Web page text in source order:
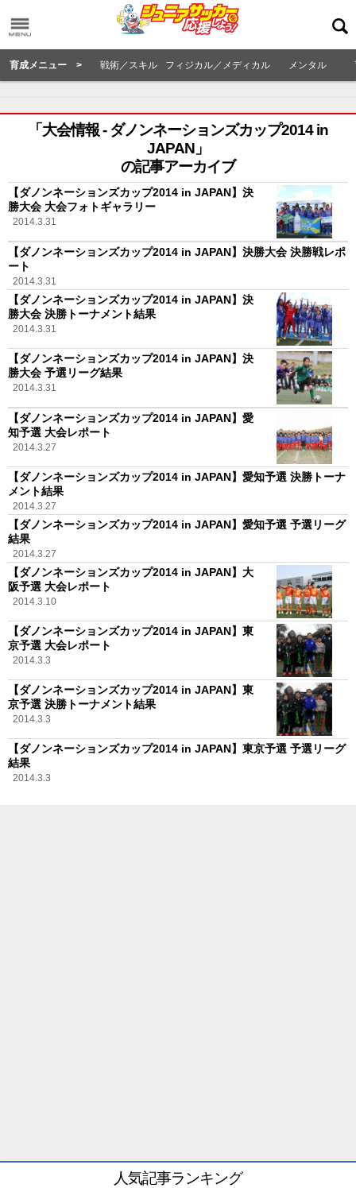
育成メニュー > 戦術／スキル フィジカル／メディカル メンタル
「大会情報 - ダノンネーションズカップ2014 in
JAPAN」
の記事アーカイブ
【ダノンネーションズカップ2014 in JAPAN】決
勝大会 大会フォトギャラリー
2014.3.31
【ダノンネーションズカップ2014 in JAPAN】決勝大会 決勝戦レポ
ート
2014.3.31
【ダノンネーションズカップ2014 in JAPAN】決
勝大会 決勝トーナメント結果
2014.3.31
【ダノンネーションズカップ2014 in JAPAN】決
勝大会 予選リーグ結果
2014.3.31
【ダノンネーションズカップ2014 in JAPAN】愛
知予選 大会レポート
2014.3.27
【ダノンネーションズカップ2014 in JAPAN】愛知予選 決勝トーナ
メント結果
2014.3.27
【ダノンネーションズカップ2014 in JAPAN】愛知予選 予選リーグ
結果
2014.3.27
【ダノンネーションズカップ2014 in JAPAN】大
阪予選 大会レポート
2014.3.10
【ダノンネーションズカップ2014 in JAPAN】東
京予選 大会レポート
2014.3.3
【ダノンネーションズカップ2014 in JAPAN】東
京予選 決勝トーナメント結果
2014.3.3
【ダノンネーションズカップ2014 in JAPAN】東京予選 予選リーグ
結果
2014.3.3
人気記事ランキング